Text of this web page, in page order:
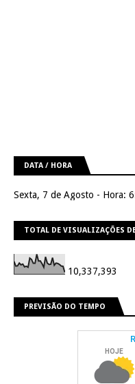
DATA / HORA
Sexta, 7 de Agosto - Hora:
TOTAL DE VISUALIZAÇÕES
10,337,393
PREVISÃO DO TEMPO